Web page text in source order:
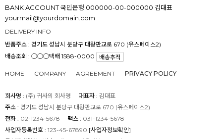
BANK ACCOUNT국민은행 000000-00-000000 김대표
yourmail@yourdomain.com
DELIVERY INFO
반품주소 : 경기도 성남시 분당구 대왕판교로 670 (유스페이스2)
배송조회 : ○○○택배 1588-0000
배송추적
HOME COMPANY AGREEMENT PRIVACY POLICY
회사명 : (주) 귀사의 회사명 대표자 : 김대표
주소 : 경기도 성남시 분당구 대왕판교로 670 (유스페이스2)
전화 : 02-1234-5678 팩스 : 031-1234-5678
사업자등록번호 : 123-45-67890 [사업자정보확인]